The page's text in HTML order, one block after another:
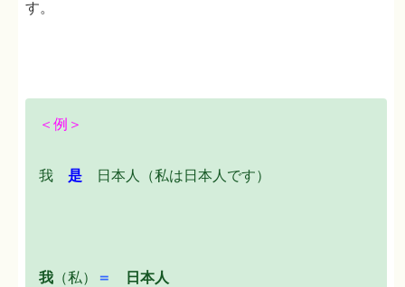
す。
＜例＞
我是 日本人（私は日本人です）
我 （私） ＝ 日本人